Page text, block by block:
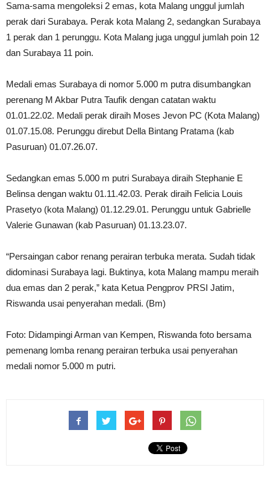
Sama-sama mengoleksi 2 emas, kota Malang unggul jumlah
perak dari Surabaya. Perak kota Malang 2, sedangkan Surabaya
1 perak dan 1 perunggu. Kota Malang juga unggul jumlah poin 12
dan Surabaya 11 poin.
Medali emas Surabaya di nomor 5.000 m putra disumbangkan
perenang M Akbar Putra Taufik dengan catatan waktu
01.01.22.02. Medali perak diraih Moses Jevon PC (Kota Malang)
01.07.15.08. Perunggu direbut Della Bintang Pratama (kab
Pasuruan) 01.07.26.07.
Sedangkan emas 5.000 m putri Surabaya diraih Stephanie E
Belinsa dengan waktu 01.11.42.03. Perak diraih Felicia Louis
Prasetyo (kota Malang) 01.12.29.01. Perunggu untuk Gabrielle
Valerie Gunawan (kab Pasuruan) 01.13.23.07.
“Persaingan cabor renang perairan terbuka merata. Sudah tidak
didominasi Surabaya lagi. Buktinya, kota Malang mampu meraih
dua emas dan 2 perak,” kata Ketua Pengprov PRSI Jatim,
Riswanda usai penyerahan medali. (Bm)
Foto: Didampingi Arman van Kempen, Riswanda foto bersama
pemenang lomba renang perairan terbuka usai penyerahan
medali nomor 5.000 m putri.